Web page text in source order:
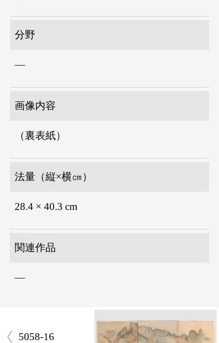
分野
―
画像内容
（裏表紙）
法量（縦×横㎝）
28.4 × 40.3 cm
関連作品
―
5058-16